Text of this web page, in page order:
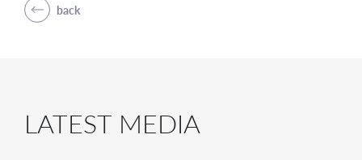
back
LATEST MEDIA